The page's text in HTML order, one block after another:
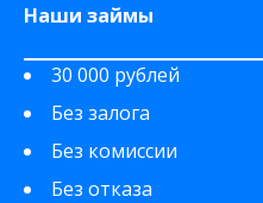
Наши займы
30 000 рублей
Без залога
Без комиссии
Без отказа